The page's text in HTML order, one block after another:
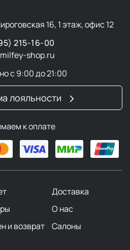
16, 1 этаж, офис 12
215-16-00
shop.ru
с 9:00 до 21:00
лояльности
к оплате
Доставка
О нас
и возврат
Салоны